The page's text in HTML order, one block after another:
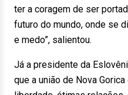
ter a coragem de ser
futuro do mundo, onde se
e medo”, salientou.
Já a presidente da
que a união de Nova